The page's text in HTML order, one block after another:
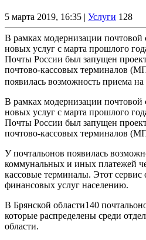
5 марта 2019, 16:35 | Услуги 128
В рамках модернизации почтовой
новых услуг с марта прошлого
Почты России был запущен
почтово-кассовых терминалов
появилась возможность приема
В рамках модернизации почтовой
новых услуг с марта прошлого
Почты России был запущен
почтово-кассовых терминалов
У почтальонов появилась
коммунальных и иных платежей
кассовые терминалы. Этот сервис
финансовых услуг населению.
В Брянской области140
которые распределены среди
области.